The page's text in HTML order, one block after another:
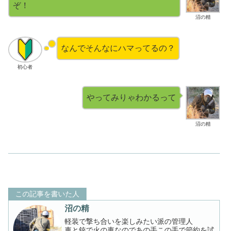
沼の精
ぞ！
初心者
なんでそんなにハマってるの？
沼の精
やってみりゃわかるって
この記事を書いた人
沼の精
軽装で撃ち合いを楽しみたい派の管理人